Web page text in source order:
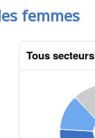
femmes
Tous secteurs